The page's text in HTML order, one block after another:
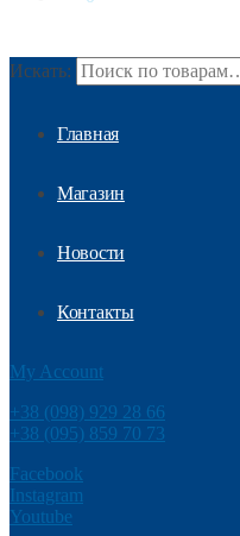
Искать:
Главная
Магазин
Новости
Контакты
My Account
+38 (098) 929 28 66
+38 (095) 859 70 73
Facebook
Instagram
Youtube